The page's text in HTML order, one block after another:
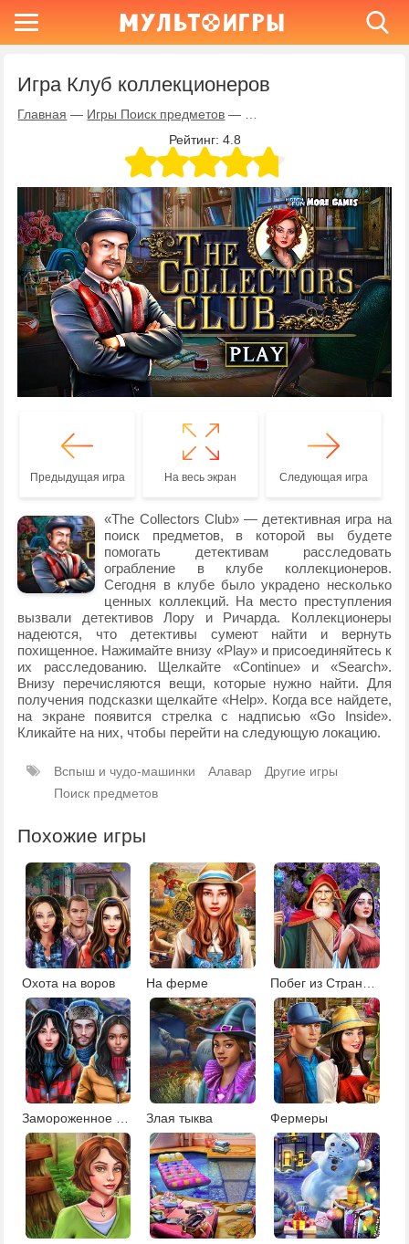
Игра Клуб коллекционеров
Главная — Игры Поиск предметов —
Рейтинг: 4.8
Предыдущая игра На весь экран Следующая игра
«The Collectors Club» — детективная игра на
поиск предметов, в которой вы будете
помогать детективам расследовать
ограбление в клубе коллекционеров.
Сегодня в клубе было украдено несколько
ценных коллекций. На место преступления
вызвали детективов Лору и Ричарда. Коллекционеры
надеются, что детективы сумеют найти и вернуть
похищенное. Нажимайте внизу «Play» и присоединяйтесь к
их расследованию. Щелкайте «Continue» и «Search».
Внизу перечисляются вещи, которые нужно найти. Для
получения подсказки щелкайте «Help». Когда все найдете,
на экране появится стрелка с надписью «Go Inside».
Кликайте на них, чтобы перейти на следующую локацию.
Вспыш и чудо-машинки Алавар
Другие игры
Поиск предметов
Похожие игры
Охота на воров На ферме
Злая тыква Фермеры